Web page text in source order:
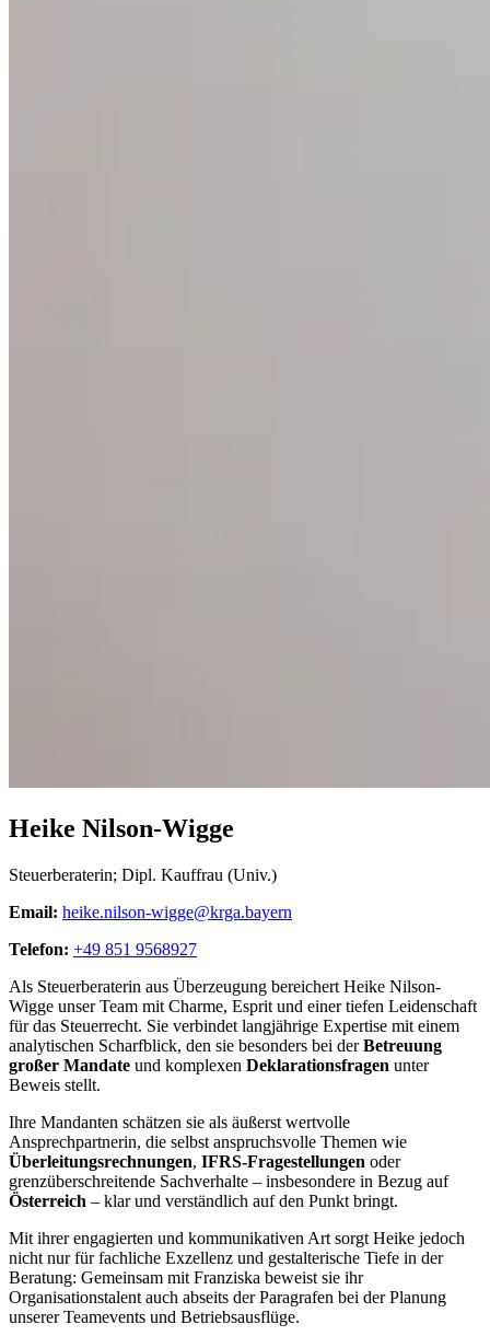
Heike Nilson-Wigge
Steuerberaterin; Dipl. Kauffrau (Univ.)
Email: heike.nilson-wigge@krga.bayern
Telefon: +49 851 9568927
Als Steuerberaterin aus Überzeugung bereichert Heike Nilson-
Wigge unser Team mit Charme, Esprit und einer tiefen Leidenschaft
für das Steuerrecht. Sie verbindet langjährige Expertise mit einem
analytischen Scharfblick, den sie besonders bei derBetreuung
großer Mandate und komplexen Deklarationsfragen unter
Beweis stellt.
Ihre Mandanten schätzen sie als äußerst wertvolle
Ansprechpartnerin, die selbst anspruchsvolle Themen wie
Überleitungsrechnungen, IFRS-Fragestellungen oder
grenzüberschreitende Sachverhalte – insbesondere in Bezug auf
Österreich – klar und verständlich auf den Punkt bringt.
Mit ihrer engagierten und kommunikativen Art sorgt Heike jedoch
nicht nur für fachliche Exzellenz und gestalterische Tiefe in der
Beratung: Gemeinsam mit Franziska beweist sie ihr
Organisationstalent auch abseits der Paragrafen bei der Planung
unserer Teamevents und Betriebsausflüge.